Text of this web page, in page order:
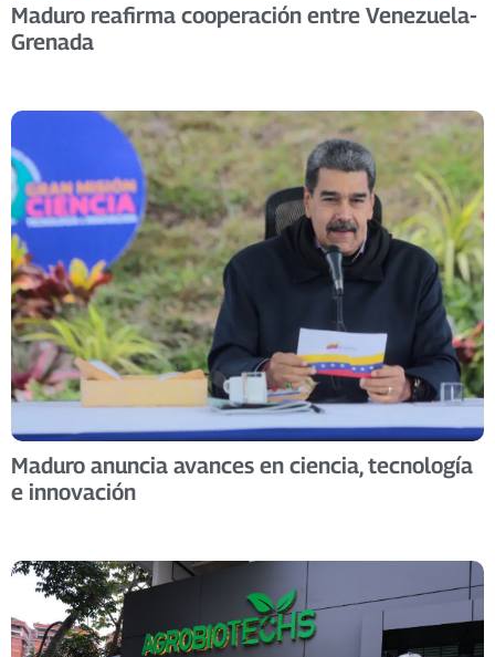
Maduro reafirma cooperación entre Venezuela-
Grenada
Maduro anuncia avances en ciencia, tecnología
e innovación